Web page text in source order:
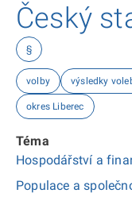
Český
§
volby výsledky
okres Liberec
Téma
Hospodářství a
Populace a